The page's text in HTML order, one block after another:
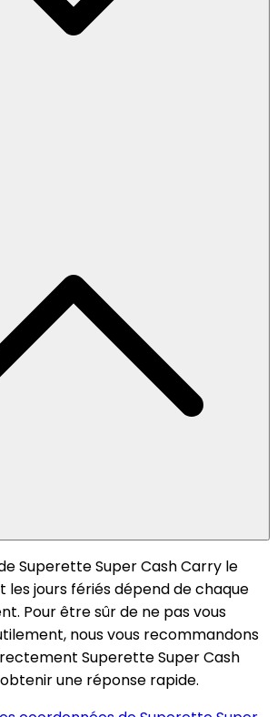
Superette Super Cash Carry le
les jours fériés dépend de chaque
Pour être sûr de ne pas vous
nous vous recommandons
Superette Super Cash
une réponse rapide.